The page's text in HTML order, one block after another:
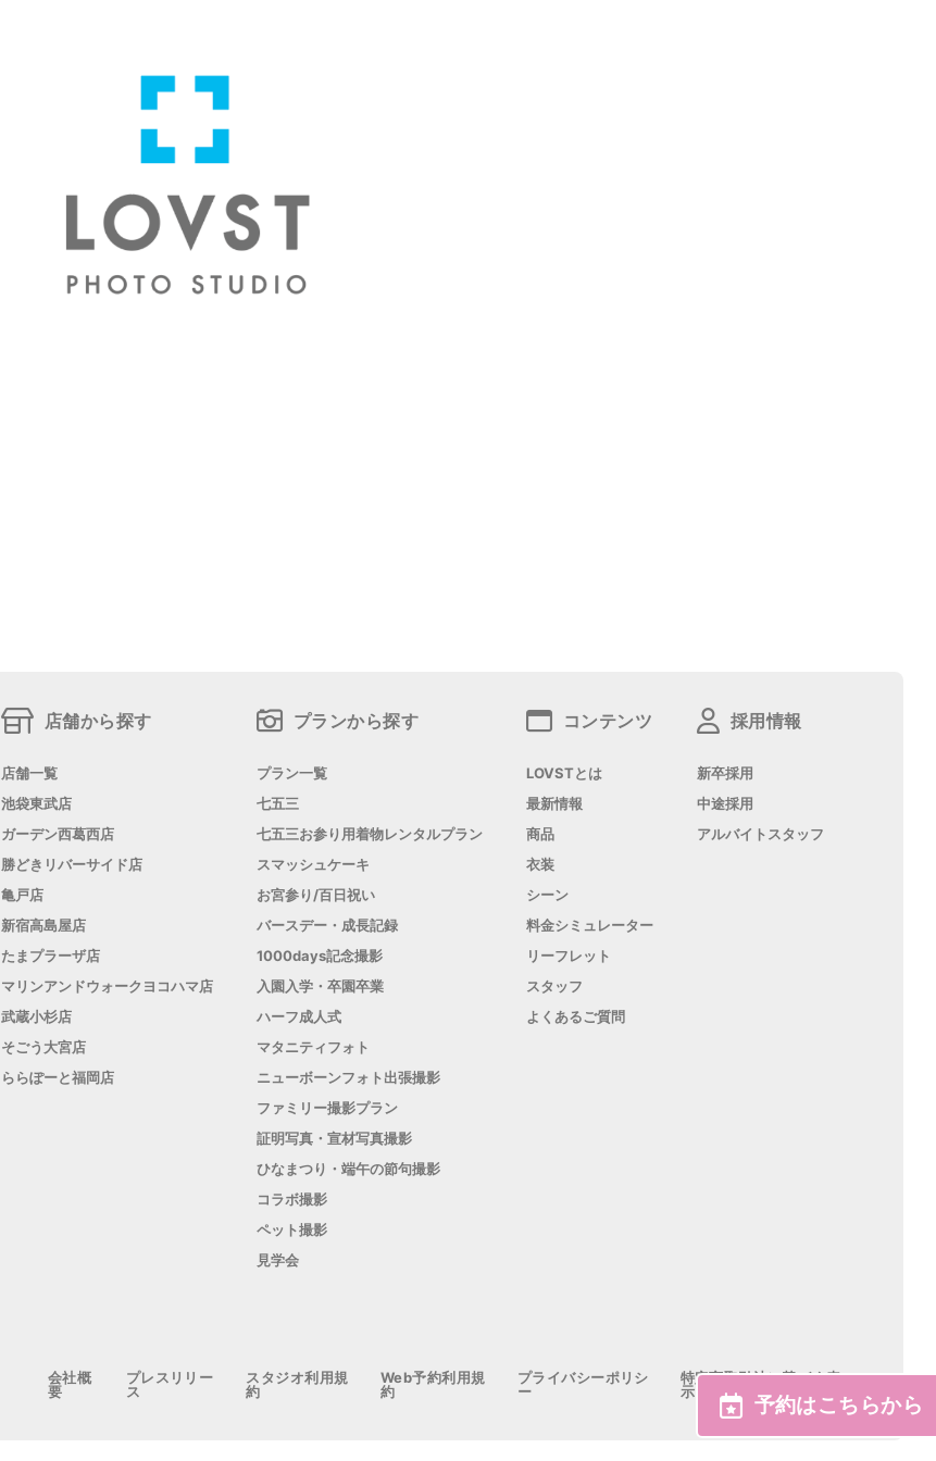
店舗から探す
店舗一覧
池袋東武店
ガーデン西葛西店
勝どきリバーサイド店
亀戸店
新宿高島屋店
たまプラーザ店
マリンアンドウォークヨコハマ店
武蔵小杉店
そごう大宮店
ららぽーと福岡店
プランから探す
プラン一覧
七五三
七五三お参り用着物レンタルプラン
スマッシュケーキ
お宮参り/百日祝い
バースデー・成長記録
1000days記念撮影
入園入学・卒園卒業
ハーフ成人式
マタニティフォト
ニューボーンフォト出張撮影
ファミリー撮影プラン
証明写真・宣材写真撮影
ひなまつり・端午の節句撮影
コラボ撮影
ペット撮影
見学会
コンテンツ
LOVSTとは
最新情報
商品
衣装
シーン
料金シミュレーター
リーフレット
スタッフ
よくあるご質問
採用情報
新卒採用
中途採用
アルバイトスタッフ
会社概
要
プレスリリー
ス
スタジオ利用規
約
Web予約利用規
約
プライバシーポリシ
ー
特定商取引法に基づく表
示
予約はこちらから